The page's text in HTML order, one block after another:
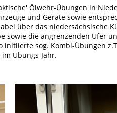
Ölwehr-Übungen in
und Geräte sowie
über das niedersächsische
sowie die angrenzenden Ufer
initiierte sog. Kombi-Übungen
Übungs-Jahr.